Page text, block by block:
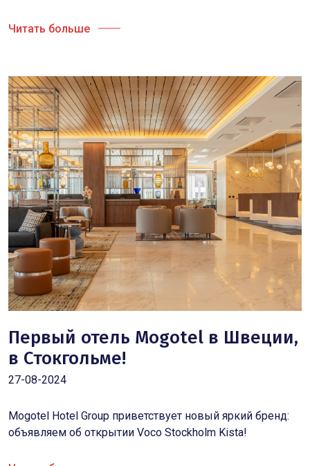
Читать больше
Первый отель Mogotel в Швеции,
в Стокгольме!
27-08-2024
Mogotel Hotel Group приветствует новый яркий бренд:
объявляем об открытии Voco Stockholm Kista!